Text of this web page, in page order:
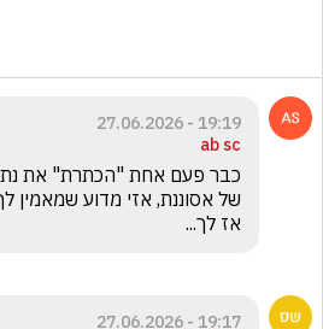
19:19 - 27.06.2026
ab sc
אז לך...
19:17 - 27.06.2026